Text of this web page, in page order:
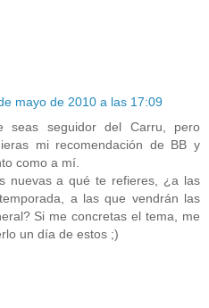
mayo de 2010 a las 17:09
seas seguidor del Carru, pero
mi recomendación de BB y
como a mí.
nuevas a qué te refieres, ¿a las
a las que vendrán las
Si me concretas el tema, me
un día de estos ;)